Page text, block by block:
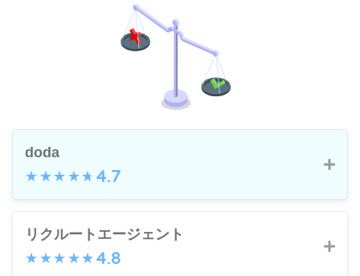
doda
4.7
業界トップクラスの求人数
リクルートエージェント
4.8